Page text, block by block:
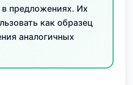
предложениях. Их
как образец
аналогичных